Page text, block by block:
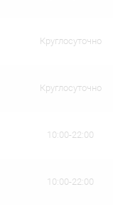
Круглосуточно
Круглосуточно
10:00-22:00
10:00-22:00